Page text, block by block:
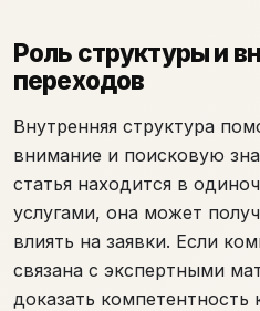
Роль структуры и
переходов
Внутренняя структура
внимание и поисковую
статья находится в
услугами, она может
влиять на заявки. Если
связана с экспертными
доказать компетентность